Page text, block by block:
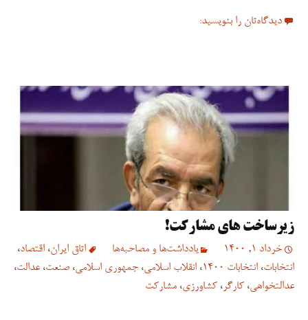
دیدگاه‌تان را بنویسید:
زیرساخت های مشارکت!
خرداد 1, 1400 یادداشت‌ها و مصاحبه‌ها اتاق ایران، اقتصاد،
انتخابات، انتخابات 1400 ، انقلاب اسلامی، جمهوری اسلامی، صنعت، عدالت،
عدالتخواهی، کارگر ، کشاورزی، مشارکت